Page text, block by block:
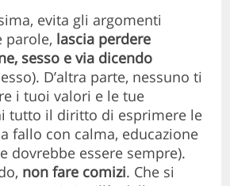
evita gli argomenti
parole, lascia perdere
sesso e via dicendo
D’altra parte, nessuno ti
i tuoi valori e le tue
tutto il diritto di esprimere le
fallo con calma, educazione
dovrebbe essere sempre).
non fare comizi. Che si